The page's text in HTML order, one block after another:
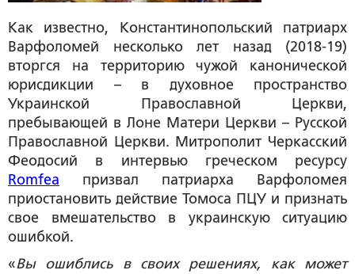
Как известно, Константинопольский патриарх
Варфоломей несколько лет назад (2018-19)
вторгся на территорию чужой канонической
юрисдикции – в духовное пространство
Украинской Православной Церкви,
пребывающей в Лоне Матери Церкви – Русской
Православной Церкви. Митрополит Черкасский
Феодосий в интервью греческом ресурсу
Romfea призвал патриарха Варфоломея
приостановить действие Томоса ПЦУ и признать
свое вмешательство в украинскую ситуацию
ошибкой.
«Вы ошиблись в своих решениях, как может